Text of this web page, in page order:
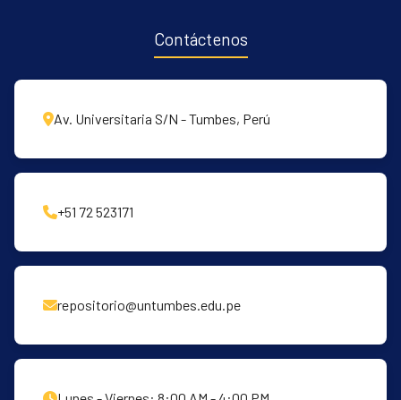
Contáctenos
Av. Universitaria S/N - Tumbes, Perú
+51 72 523171
repositorio@untumbes.edu.pe